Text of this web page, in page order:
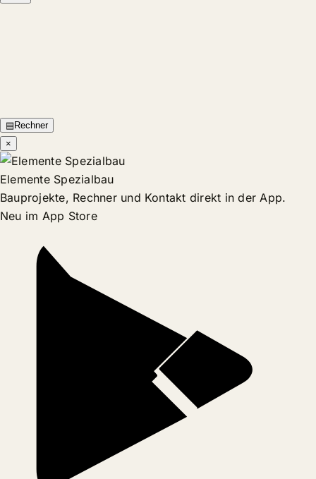
Barrierefreiheits-
▤Rechner
×
Elemente Spezialbau
Bauprojekte, Rechner und Kontakt direkt in der App.
Neu im App Store